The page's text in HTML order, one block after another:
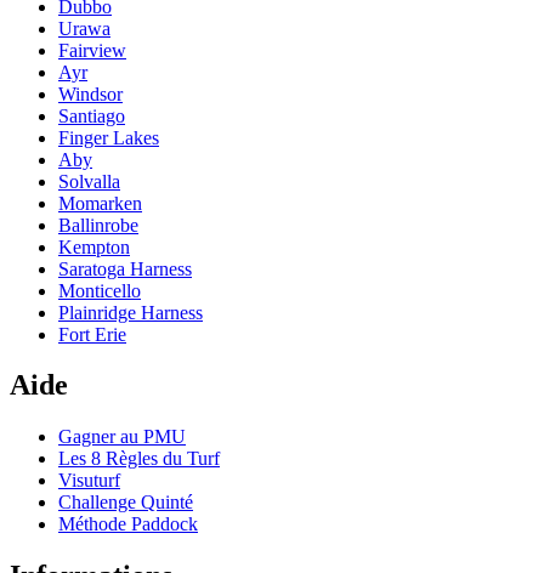
Dubbo
Urawa
Fairview
Ayr
Windsor
Santiago
Finger Lakes
Aby
Solvalla
Momarken
Ballinrobe
Kempton
Saratoga Harness
Monticello
Plainridge Harness
Fort Erie
Aide
Gagner au PMU
Les 8 Règles du Turf
Visuturf
Challenge Quinté
Méthode Paddock